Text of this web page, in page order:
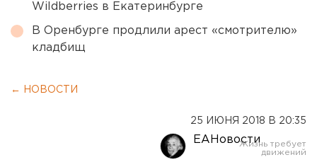
Wildberries в Екатеринбурге
В Оренбурге продлили арест «смотрителю»
кладбищ
← НОВОСТИ
25 ИЮНЯ 2018 В 20:35
ЕАНовости